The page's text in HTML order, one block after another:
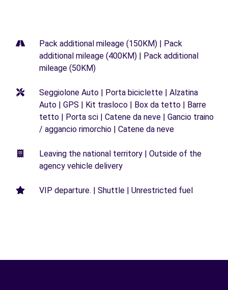
Pack additional mileage (150KM) | Pack
additional mileage (400KM) | Pack additional
mileage (50KM)
Seggiolone Auto | Porta biciclette | Alzatina
Auto | GPS | Kit trasloco | Box da tetto | Barre
tetto | Porta sci | Catene da neve | Gancio traino
/ aggancio rimorchio | Catene da neve
Leaving the national territory | Outside of the
agency vehicle delivery
VIP departure. | Shuttle | Unrestricted fuel